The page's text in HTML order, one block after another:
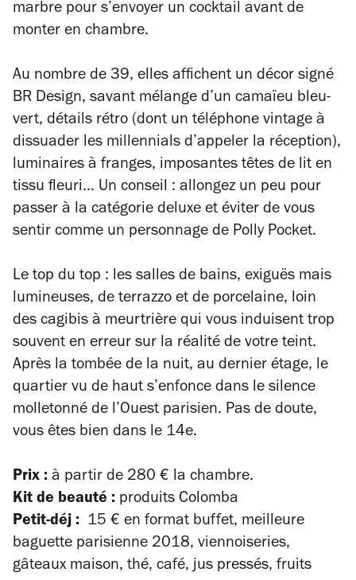
marbre pour s’envoyer un cocktail avant de
monter en chambre.
Au nombre de 39, elles affichent un décor signé
BR Design, savant mélange d’un camaïeu bleu-
vert, détails rétro (dont un téléphone vintage à
dissuader les millennials d’appeler la réception),
luminaires à franges, imposantes têtes de lit en
tissu fleuri… Un conseil : allongez un peu pour
passer à la catégorie deluxe et éviter de vous
sentir comme un personnage de Polly Pocket.
Le top du top : les salles de bains, exiguës mais
lumineuses, de terrazzo et de porcelaine, loin
des cagibis à meurtrière qui vous induisent trop
souvent en erreur sur la réalité de votre teint.
Après la tombée de la nuit, au dernier étage, le
quartier vu de haut s’enfonce dans le silence
molletonné de l’Ouest parisien. Pas de doute,
vous êtes bien dans le 14e.
Prix : à partir de 280 € la chambre.
Kit de beauté : produits Colomba
Petit-déj : 15 € en format buffet, meilleure
baguette parisienne 2018, viennoiseries,
gâteaux maison, thé, café, jus pressés, fruits